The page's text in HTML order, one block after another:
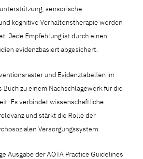
sensorische
kognitive Verhaltenstherapie werden
Jede Empfehlung ist durch einen
evidenzbasiert abgesichert.
und Evidenztabellen im
Buch zu einem Nachschlagewerk für die
Es verbindet wissenschaftliche
und stärkt die Rolle der
Versorgungssystem.
Ausgabe der AOTA Practice Guidelines